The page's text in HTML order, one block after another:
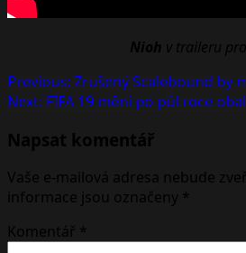
Nioh v traileru
Post
navigation
Previous: Zrušený Scalebound by
Next: FIFA 19 mění po půl roce obal
Napsat komentář
Vaše e-mailová adresa nebude
informace jsou označeny *
Komentář *